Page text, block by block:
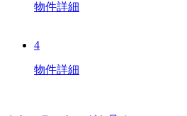
物件詳細
4
物件詳細